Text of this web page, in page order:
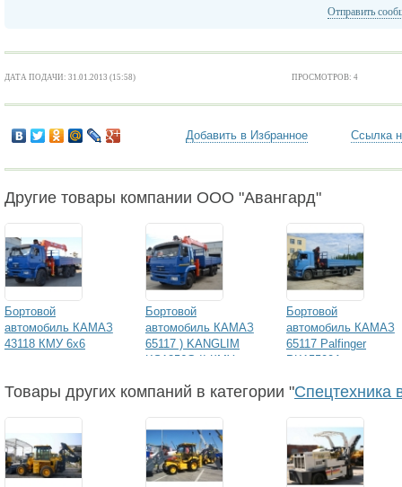
Отправить
ДАТА ПОДАЧИ: 31.01.2013 (15:58) ПРОСМОТРОВ: 4
Добавить в Избранное Ссылка
Другие товары компании ООО "Авангард"
Бортовой
автомобиль КАМАЗ
43118 КМУ 6х6
Бортовой
автомобиль КАМАЗ
65117 ) KANGLIM
KS1256G-II КМУ
Бортовой
автомобиль КАМАЗ
65117 Palfinger
PK15500A
Товары других компаний в категории "Спецтехника